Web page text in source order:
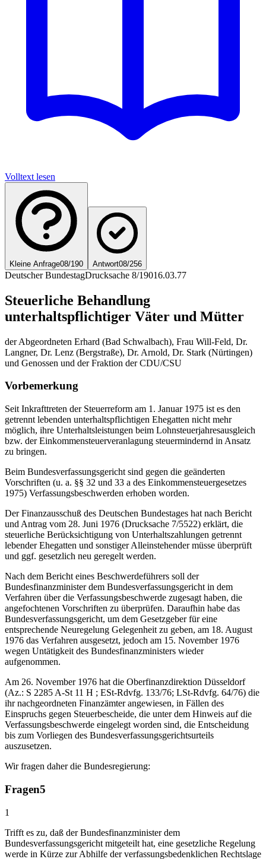
Volltext lesen
Kleine Anfrage08/190 Antwort08/256
Deutscher BundestagDrucksache 8/19016.03.77
Steuerliche Behandlung
unterhaltspflichtiger Väter und Mütter
der Abgeordneten Erhard (Bad Schwalbach), Frau Will-Feld, Dr.
Langner, Dr. Lenz (Bergstraße), Dr. Arnold, Dr. Stark (Nürtingen)
und Genossen und der Fraktion der CDU/CSU
Vorbemerkung
Seit Inkrafttreten der Steuerreform am 1. Januar 1975 ist es den
getrennt lebenden unterhaltspflichtigen Ehegatten nicht mehr
möglich, ihre Unterhaltsleistungen beim Lohnsteuerjahresausgleich
bzw. der Einkommensteuerveranlagung steuermindernd in Ansatz
zu bringen.
Beim Bundesverfassungsgericht sind gegen die geänderten
Vorschriften (u. a. §§ 32 und 33 a des Einkommensteuergesetzes
1975) Verfassungsbeschwerden erhoben worden.
Der Finanzausschuß des Deutschen Bundestages hat nach Bericht
und Antrag vom 28. Juni 1976 (Drucksache 7/5522) erklärt, die
steuerliche Berücksichtigung von Unterhaltszahlungen getrennt
lebender Ehegatten und sonstiger Alleinstehender müsse überprüft
und ggf. gesetzlich neu geregelt werden.
Nach dem Bericht eines Beschwerdeführers soll der
Bundesfinanzminister dem Bundesverfassungsgericht in dem
Verfahren über die Verfassungsbeschwerde zugesagt haben, die
angefochtenen Vorschriften zu überprüfen. Daraufhin habe das
Bundesverfassungsgericht, um dem Gesetzgeber für eine
entsprechende Neuregelung Gelegenheit zu geben, am 18. August
1976 das Verfahren ausgesetzt, jedoch am 15. November 1976
wegen Untätigkeit des Bundesfinanzministers wieder
aufgenommen.
Am 26. November 1976 hat die Oberfinanzdirektion Düsseldorf
(Az.: S 2285 A-St 11 H ; ESt-Rdvfg. 133/76; LSt-Rdvfg. 64/76) die
ihr nachgeordneten Finanzämter angewiesen, in Fällen des
Einspruchs gegen Steuerbescheide, die unter dem Hinweis auf die
Verfassungsbeschwerde eingelegt worden sind, die Entscheidung
bis zum Vorliegen des Bundesverfassungsgerichtsurteils
auszusetzen.
Wir fragen daher die Bundesregierung:
Fragen5
1
Trifft es zu, daß der Bundesfinanzminister dem
Bundesverfassungsgericht mitgeteilt hat, eine gesetzliche Regelung
werde in Kürze zur Abhilfe der verfassungsbedenklichen Rechtslage